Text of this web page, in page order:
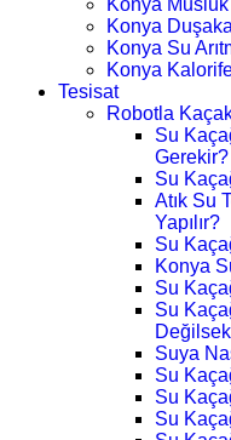
Konya
Konya
Konya Su
Konya
Tesisat
Robotla
Su
Gerekir?
Su
Atık Su
Yapılır?
Su
Konya
Su
Su
Suya
Su
Su
Su